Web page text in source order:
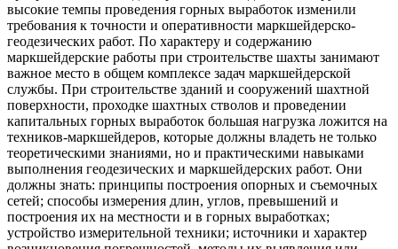
высокие темпы проведения горных выработок изменили
требования к точности и оперативности маркшейдерско-
геодезических работ. По характеру и содержанию
маркшейдерские работы при строительстве шахты занимают
важное место в общем комплексе задач маркшейдерской
службы. При строительстве зданий и сооружений шахтной
поверхности, проходке шахтных стволов и проведении
капитальных горных выработок большая нагрузка ложится на
техников-маркшейдеров, которые должны владеть не только
теоретическими знаниями, но и практическими навыками
выполнения геодезических и маркшейдерских работ. Они
должны знать: принципы построения опорных и съемочных
сетей; способы измерения длин, углов, превышений и
построения их на местности и в горных выработках;
устройство измерительной техники; источники и характер